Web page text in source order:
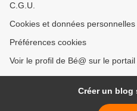
C.G.U.
Cookies et données personnelles
Préférences cookies
Voir le profil de Bé@ sur le
Créer un blog